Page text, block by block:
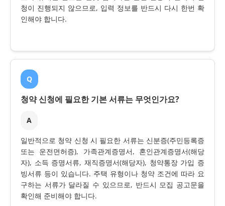
청이 진행되지 않으므로, 입력 정보를 반드시 다시 한번 확
인해야 합니다.
Q
청약 신청에 필요한 기본 서류는 무엇인가요?
A
일반적으로 청약 신청 시 필요한 서류는 신분증(주민등록증
또는 운전면허증), 가족관계증명서, 혼인관계증명서(해당
자), 소득 증명서류, 재직증명서(해당자), 청약통장 가입 증
빙서류 등이 있습니다. 주택 유형이나 청약 조건에 따라 요
구하는 서류가 달라질 수 있으므로, 반드시 모집 공고문을
확인해 준비해야 합니다.